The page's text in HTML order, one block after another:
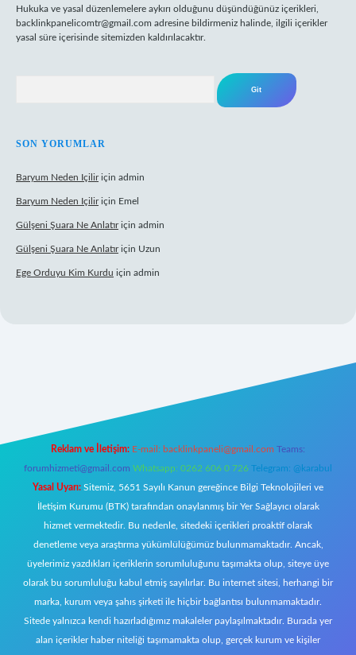
Hukuka ve yasal düzenlemelere aykırı olduğunu düşündüğünüz içerikleri,
backlinkpanelicomtr@gmail.com adresine bildirmeniz halinde, ilgili içerikler
yasal süre içerisinde sitemizden kaldırılacaktır.
SON YORUMLAR
Baryum Neden Içiliriçin admin
Baryum Neden Içiliriçin Emel
Gülşeni Şuara Ne Anlatıriçin admin
Gülşeni Şuara Ne Anlatıriçin Uzun
Ege Orduyu Kim Kurdu için admin
Reklam ve İletişim: E-mail: backlinkpaneli@gmail.com Teams:
forumhizmeti@gmail.com Whatsapp: 0262 606 0 726 Telegram: @karabul
Yasal Uyarı: Sitemiz, 5651 Sayılı Kanun gereğince Bilgi Teknolojileri ve
İletişim Kurumu (BTK) tarafından onaylanmış bir Yer Sağlayıcı olarak
hizmet vermektedir. Bu nedenle, sitedeki içerikleri proaktif olarak
denetleme veya araştırma yükümlülüğümüz bulunmamaktadır. Ancak,
üyelerimiz yazdıkları içeriklerin sorumluluğunu taşımakta olup, siteye üye
olarak bu sorumluluğu kabul etmiş sayılırlar. Bu internet sitesi, herhangi bir
marka, kurum veya şahıs şirketi ile hiçbir bağlantısı bulunmamaktadır.
Sitede yalnızca kendi hazırladığımız makaleler paylaşılmaktadır. Burada yer
alan içerikler haber niteliği taşımamakta olup, gerçek kurum ve kişiler